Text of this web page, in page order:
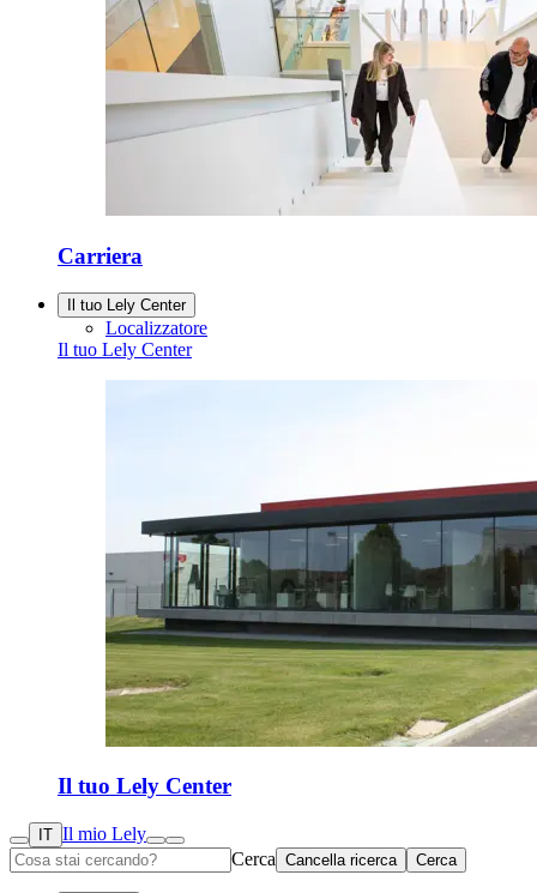
Carriera
Il tuo Lely Center
Localizzatore
Il tuo Lely Center
Il tuo Lely Center
IT Il mio Lely
Cerca Cancella ricerca Cerca